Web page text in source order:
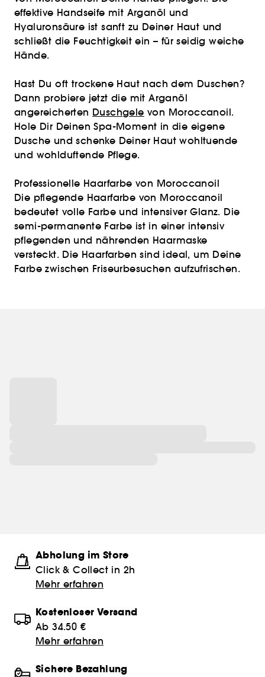
effektive Handseife mit Arganöl und
Hyaluronsäure ist sanft zu Deiner Haut und
schließt die Feuchtigkeit ein – für seidig weiche
Hände.
Hast Du oft trockene Haut nach dem Duschen?
Dann probiere jetzt die mit Arganöl
angereicherten Duschgele von Moroccanoil.
Hole Dir Deinen Spa-Moment in die eigene
Dusche und schenke Deiner Haut wohltuende
und wohlduftende Pflege.
Professionelle Haarfarbe von Moroccanoil
Die pflegende Haarfarbe von Moroccanoil
bedeutet volle Farbe und intensiver Glanz. Die
semi-permanente Farbe ist in einer intensiv
pflegenden und nährenden Haarmaske
versteckt. Die Haarfarben sind ideal, um Deine
Farbe zwischen Friseurbesuchen aufzufrischen.
Abholung im Store
Click & Collect in 2h
Mehr erfahren
Kostenloser Versand
Ab 34.50 €
Mehr erfahren
Sichere Bezahlung